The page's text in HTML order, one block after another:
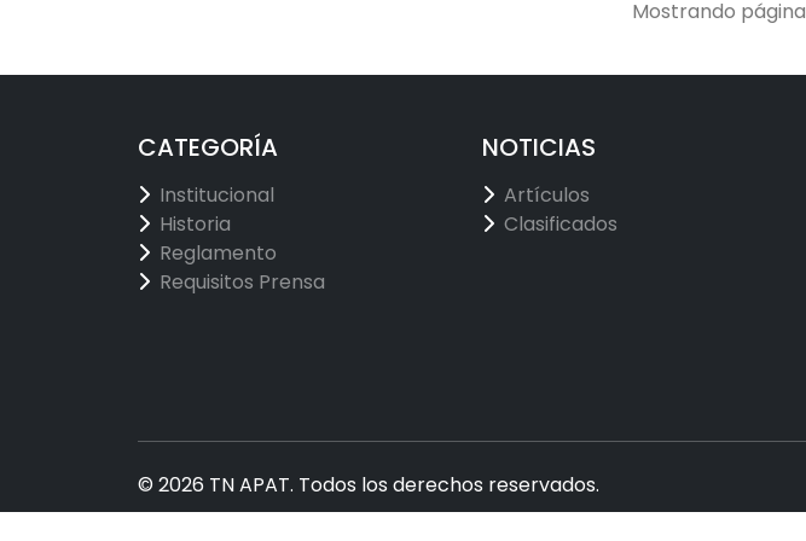
Mostrando página
CATEGORÍA
Institucional
Historia
Reglamento
Requisitos Prensa
NOTICIAS
Artículos
Clasificados
© 2026 TN APAT. Todos los derechos reservados.